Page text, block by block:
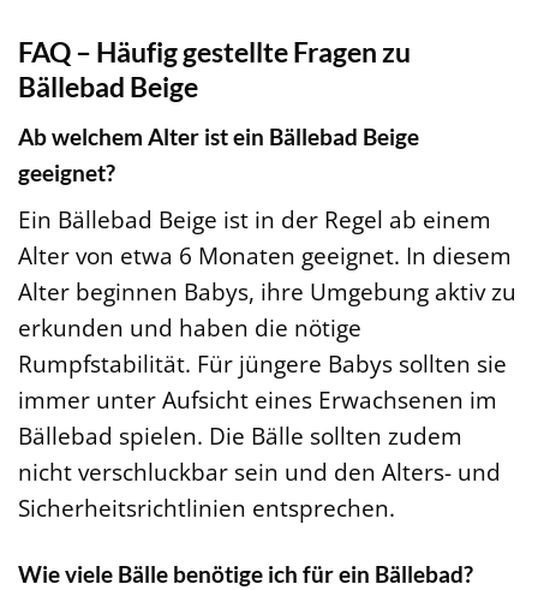
FAQ – Häufig gestellte Fragen zu
Bällebad Beige
Ab welchem Alter ist ein Bällebad Beige
geeignet?
Ein Bällebad Beige ist in der Regel ab einem
Alter von etwa 6 Monaten geeignet. In diesem
Alter beginnen Babys, ihre Umgebung aktiv zu
erkunden und haben die nötige
Rumpfstabilität. Für jüngere Babys sollten sie
immer unter Aufsicht eines Erwachsenen im
Bällebad spielen. Die Bälle sollten zudem
nicht verschluckbar sein und den Alters- und
Sicherheitsrichtlinien entsprechen.
Wie viele Bälle benötige ich für ein Bällebad?